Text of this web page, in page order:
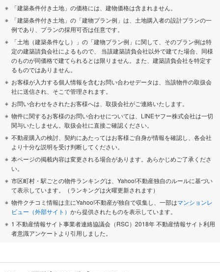
「建築条件付き土地」の価格には、建物価格は含まれません。
「建築条件付き土地」の「建物プラン例」は、土地購入者の設計プランの一
例であり、プランの採用可否は任意です。
「土地（建築条件なし）」の「建物プラン例」に関して、そのプラン例は特
定の建築請負会社によるもので、 当該建築請負会社以外で建てた場合、同様
のものが同価格で建てられるとは限りません。また、建築請負会社を特定す
るものではありません。
お客様が入力する個人情報を含むお問い合わせデータは、当該物件の取扱会
社に送信され、そこで管理されます。
お問い合わせをされたお客様へは、取扱会社がご連絡いたします。
物件に関するお客様のお問い合わせについては、LINEヤフー株式会社は一切
関与いたしません。取扱会社に直接ご確認ください。
不動産購入の検討、契約にあたってはお客様ご自身が情報を確認し、各会社
より十分な説明を受け判断してください。
本ページの掲載内容は変更される場合があります。あらかじめご了承くださ
い。
市区町村・駅ごとの物件ランキングは、Yahoo!不動産独自のルールに基づい
て表示しています。（ランキングは火曜更新されます）
物件クチコミ情報は主にYahoo!不動産が独自で収集し、一部はマンションレ
ビュー（外部サイト） から提供されたものを表示しています。
1 不動産情報サイト事業者連絡協議会（RSC）2018年 不動産情報サイト利用
者意識アンケートより引用しました。